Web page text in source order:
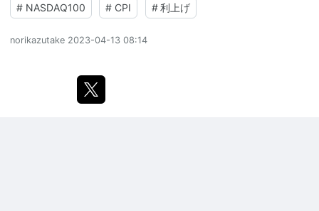
# NASDAQ100 # CPI # 利上げ
norikazutake 2023-04-13 08:14